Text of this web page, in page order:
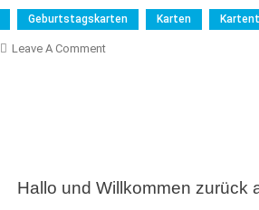
Geburtstagskarten Karten
Leave A CommentOn
ON
Hallo und Willkommen zurück